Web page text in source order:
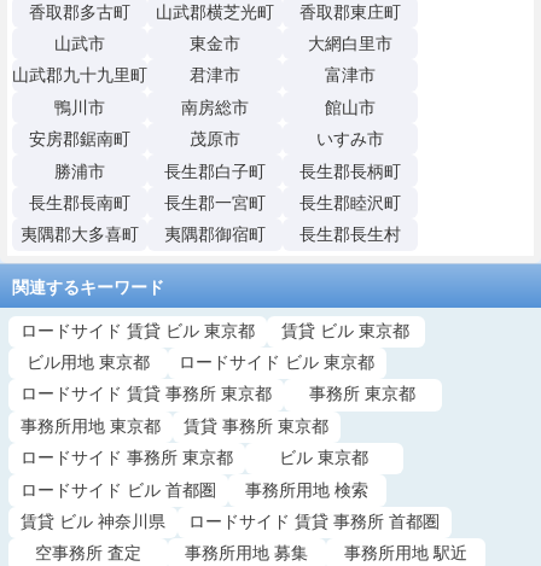
香取郡多古町
山武郡横芝光町
香取郡東庄町
山武市
東金市
大網白里市
山武郡九十九里町
君津市
富津市
鴨川市
南房総市
館山市
安房郡鋸南町
茂原市
いすみ市
勝浦市
長生郡白子町
長生郡長柄町
長生郡長南町
長生郡一宮町
長生郡睦沢町
夷隅郡大多喜町
夷隅郡御宿町 長生郡長生村
関連するキーワード
ロードサイド 賃貸 ビル 東京都
賃貸 ビル 東京都
ビル用地 東京都
ロードサイド ビル 東京都
ロードサイド 賃貸 事務所 東京都
事務所 東京都
事務所用地 東京都
賃貸 事務所 東京都
ロードサイド 事務所 東京都
ビル 東京都
ロードサイド ビル 首都圏
事務所用地 検索
賃貸 ビル 神奈川県
ロードサイド 賃貸 事務所 首都圏
空事務所 査定
事務所用地 募集
事務所用地 駅近